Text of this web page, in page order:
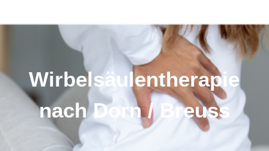
Wirbelsäulentherapie
nach Dorn / Breuss